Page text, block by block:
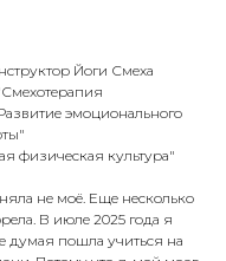
Йоги Смеха
эмоционального
физическая культура"
не моё. Еще несколько
В июле 2025 года я
думая пошла учиться на